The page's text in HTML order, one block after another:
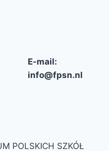
E-mail:
info@fpsn.nl
POLSKICH SZKÓŁ